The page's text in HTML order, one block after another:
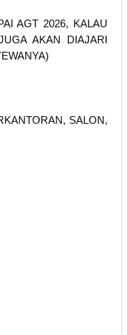
AGT 2026, KALAU
AKAN DIAJARI
SALON,